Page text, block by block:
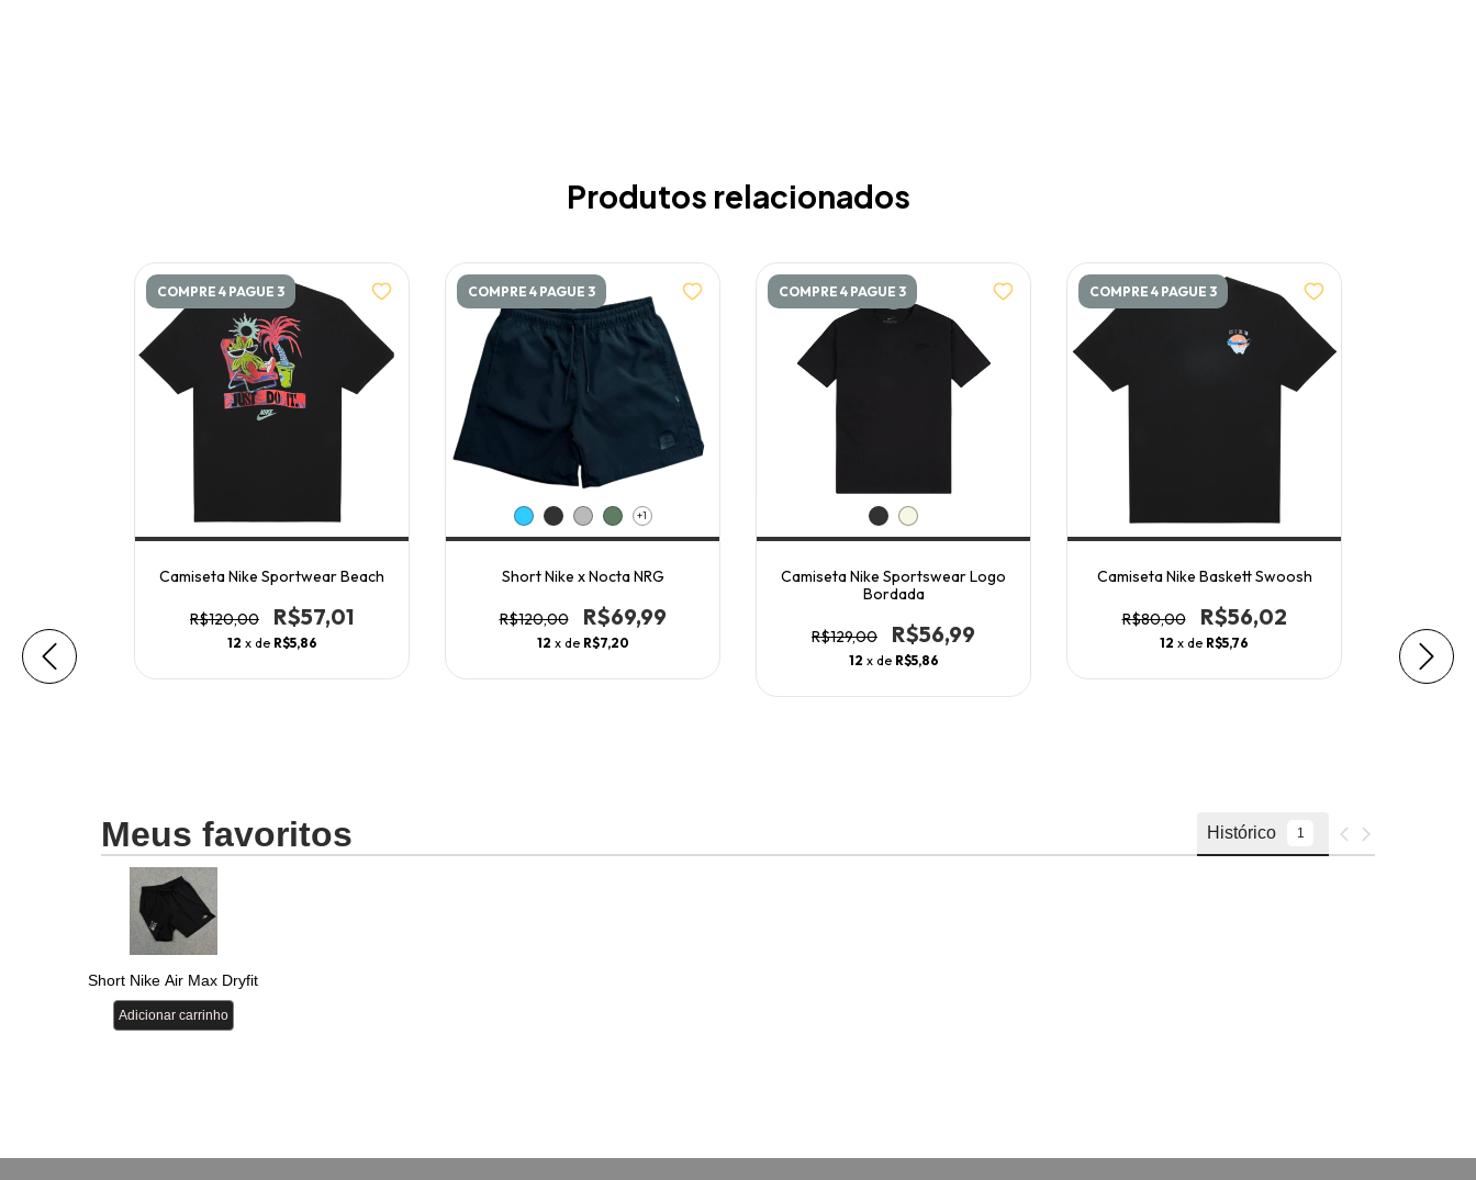
Produtos relacionados
COMPRE 4 PAGUE 3
Camiseta Nike Sportwear Beach
R$120,00 R$57,01
12 x de R$5,86
COMPRE 4 PAGUE 3
+1
Short Nike x Nocta NRG
R$120,00 R$69,99
12 x de R$7,20
COMPRE 4 PAGUE 3
Camiseta Nike Sportswear Logo
Bordada
R$129,00 R$56,99
12 x de R$5,86
COMPRE 4 PAGUE 3
Camiseta Nike Baskett Swoosh
R$80,00 R$56,02
12 x de R$5,76